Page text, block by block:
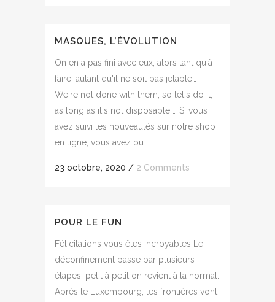
MASQUES, L’ÉVOLUTION
On en a pas fini avec eux, alors tant qu'à
faire, autant qu'il ne soit pas jetable…
We're not done with them, so let's do it,
as long as it's not disposable … Si vous
avez suivi les nouveautés sur notre shop
en ligne, vous avez pu...
23 octobre, 2020 / 2 Comments
POUR LE FUN
Félicitations vous êtes incroyables Le
déconfinement passe par plusieurs
étapes, petit à petit on revient à la normal.
Après le Luxembourg, les frontières vont